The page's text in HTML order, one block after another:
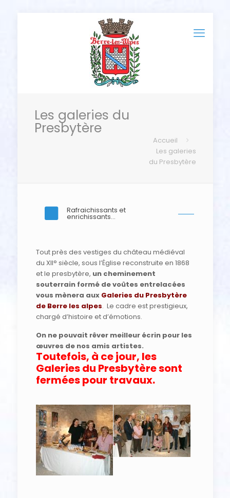
Les galeries du
Presbytère
Accueil
Les galeries
du Presbytère
Rafraichissants et
enrichissants...
Tout près des vestiges du château médiéval
du XII° siècle, sous l’Église reconstruite en 1868
et le presbytère, un cheminement
souterrain formé de voûtes entrelacées
vous mènera aux Galeries du Presbytère
de Berre les alpes. Le cadre est prestigieux,
chargé d’histoire et d’émotions.
On ne pouvait rêver meilleur écrin pour les
œuvres de nos amis artistes.
Toutefois, à ce jour, les
Galeries du Presbytère sont
fermées pour travaux.